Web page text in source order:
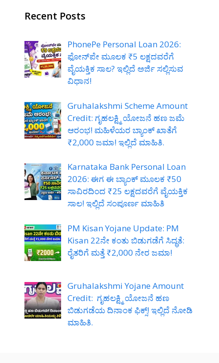
Recent Posts
PhonePe Personal Loan 2026:
ಫೋನ್‌ಪೇ ಮೂಲಕ ₹5 ಲಕ್ಷದವರೆಗೆ
ವೈಯಕ್ತಿಕ ಸಾಲ? ಇಲ್ಲಿದೆ ಅರ್ಜಿ ಸಲ್ಲಿಸುವ
ವಿಧಾನ!
Gruhalakshmi Scheme Amount
Credit: ಗೃಹಲಕ್ಷ್ಮಿ ಯೋಜನೆ ಹಣ ಜಮೆ
ಆರಂಭ! ಮಹಿಳೆಯರ ಬ್ಯಾಂಕ್ ಖಾತೆಗೆ
₹2,000 ಜಮಾ! ಇಲ್ಲಿದೆ ಮಾಹಿತಿ.
Karnataka Bank Personal Loan
2026: ಈಗ ಈ ಬ್ಯಾಂಕ್ ಮೂಲಕ ₹50
ಸಾವಿರದಿಂದ ₹25 ಲಕ್ಷದವರೆಗೆ ವೈಯಕ್ತಿಕ
ಸಾಲ! ಇಲ್ಲಿದೆ ಸಂಪೂರ್ಣ ಮಾಹಿತಿ
PM Kisan Yojane Update: PM
Kisan 22ನೇ ಕಂತು ಬಿಡುಗಡೆಗೆ ಸಿದ್ಧತೆ:
ರೈತರಿಗೆ ಮತ್ತೆ ₹2,000 ನೇರ ಜಮಾ!
Gruhalakshmi Yojane Amount
Credit: ಗೃಹಲಕ್ಷ್ಮಿ ಯೋಜನೆ ಹಣ
ಬಿಡುಗಡೆಯ ದಿನಾಂಕ ಫಿಕ್ಸ್! ಇಲ್ಲಿದೆ ನೋಡಿ
ಮಾಹಿತಿ.